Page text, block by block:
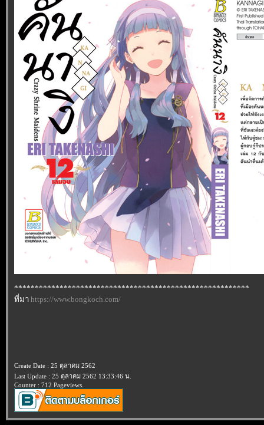
*********************************************************
ที่มา https://www.bongkoch.com/
Create Date : 25 ตุลาคม 2562
Last Update : 25 ตุลาคม 2562 13:33:46 น.
Counter : 712 Pageviews.